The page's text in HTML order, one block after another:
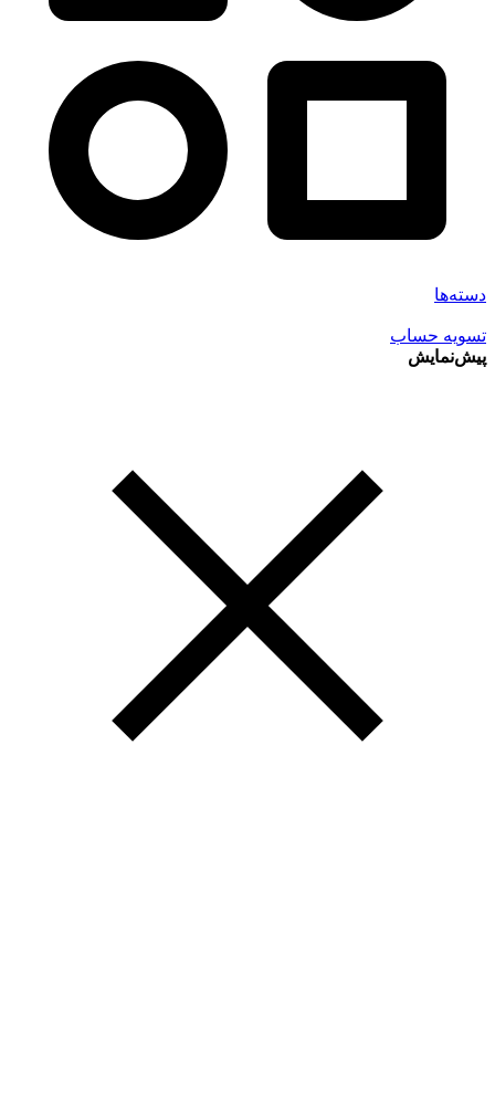
دسته‌ها
تسویه حساب
پیش‌نمایش